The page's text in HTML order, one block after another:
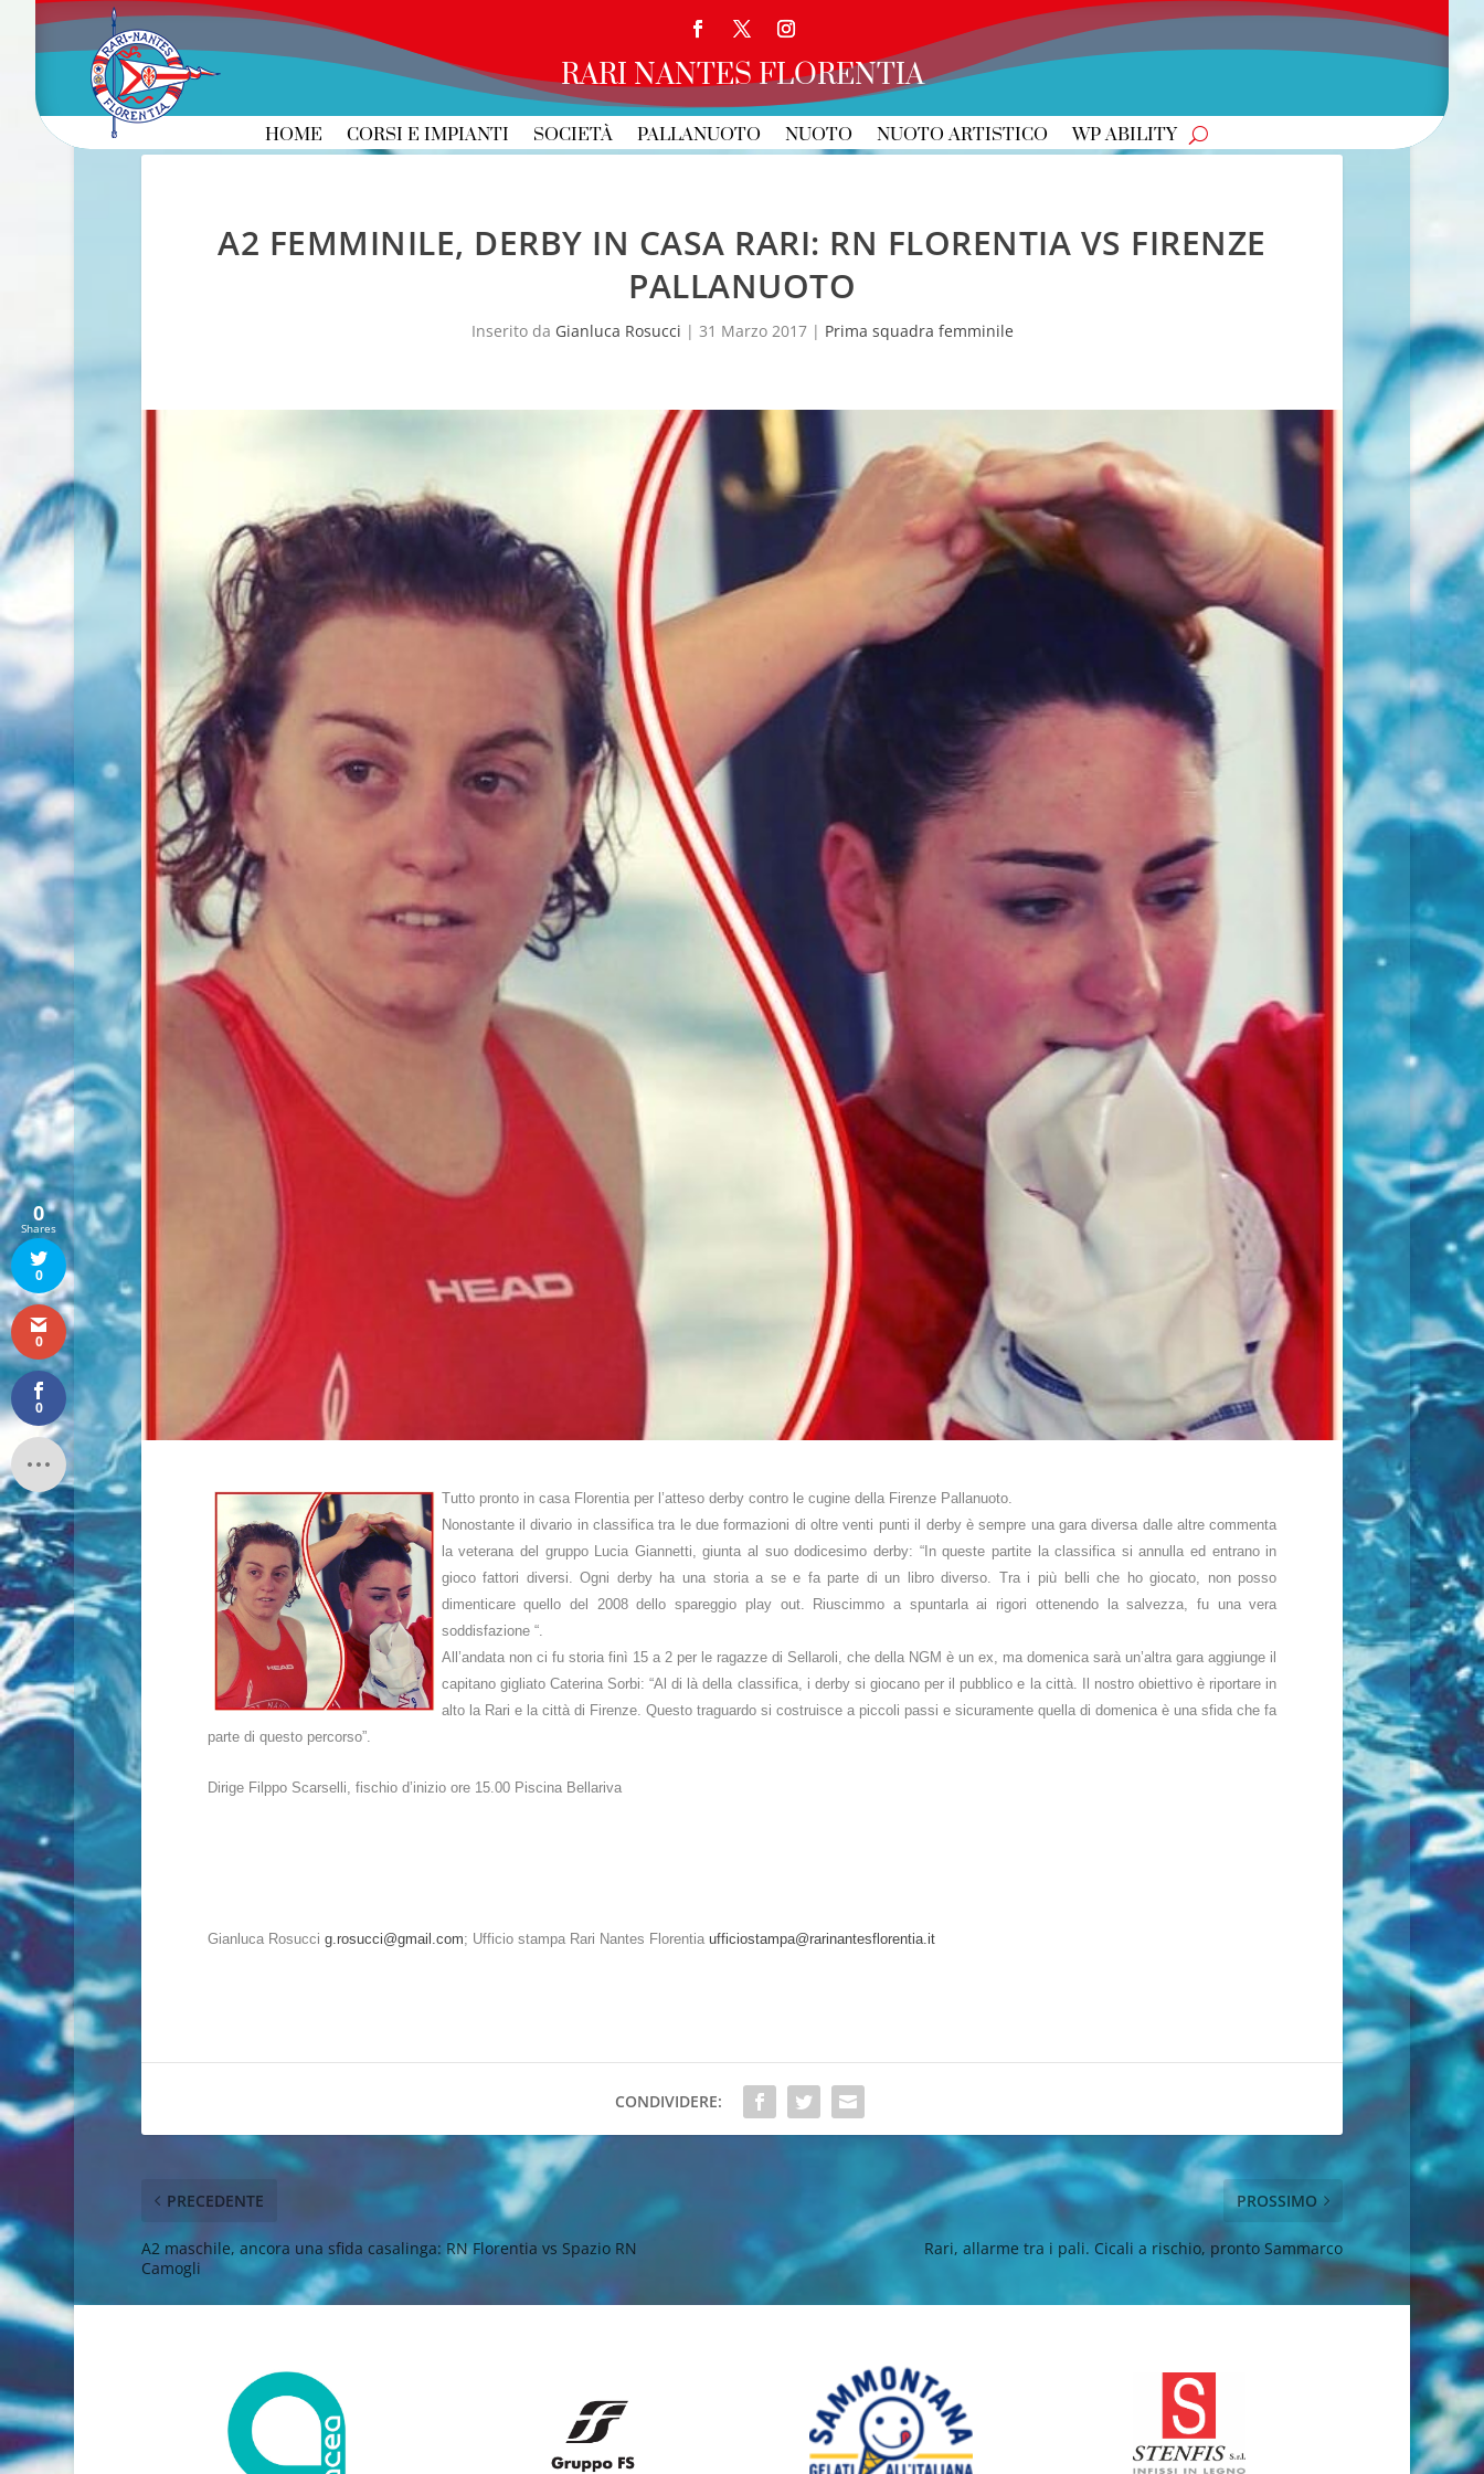
RARI NANTES FLORENTIA
HOME CORSI E IMPIANTI SOCIETÀ PALLANUOTO NUOTO NUOTO ARTISTICO WP ABILITY
A2 FEMMINILE, DERBY IN CASA RARI: RN FLORENTIA VS FIRENZE
PALLANUOTO
Inserito da Gianluca Rosucci | 31 Marzo 2017| Prima squadra femminile
Tutto pronto in casa Florentia per l’atteso derby contro le cugine della Firenze Pallanuoto.
Nonostante il divario in classifica tra le due formazioni di oltre venti punti il derby è sempre una gara diversa dalle altre commenta
la veterana del gruppo Lucia Giannetti, giunta al suo dodicesimo derby: “In queste partite la classifica si annulla ed entrano in
gioco fattori diversi. Ogni derby ha una storia a se e fa parte di un libro diverso. Tra i più belli che ho giocato, non posso
dimenticare quello del 2008 dello spareggio play out. Riuscimmo a spuntarla ai rigori ottenendo la salvezza, fu una vera
soddisfazione “.
All’andata non ci fu storia finì 15 a 2 per le ragazze di Sellaroli, che della NGM è un ex, ma domenica sarà un’altra gara aggiunge il
capitano gigliato Caterina Sorbi: “Al di là della classifica, i derby si giocano per il pubblico e la città. Il nostro obiettivo è riportare in
alto la Rari e la città di Firenze. Questo traguardo si costruisce a piccoli passi e sicuramente quella di domenica è una sfida che fa
parte di questo percorso”.
Dirige Filppo Scarselli, fischio d’inizio ore 15.00 Piscina Bellariva
Gianluca Rosucci g.rosucci@gmail.com; Ufficio stampa Rari Nantes Florentia ufficiostampa@rarinantesflorentia.it
CONDIVIDERE:
PRECEDENTE
A2 maschile, ancora una sfida casalinga: RN Florentia vs Spazio RN
Camogli
PROSSIMO
Rari, allarme tra i pali. Cicali a rischio, pronto Sammarco
0
Shares
0
0
0